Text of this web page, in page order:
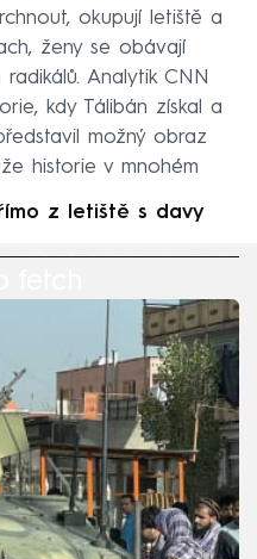
okupují letiště a
ženy se obávají
Analytik CNN
kdy Tálibán získal a
možný obraz
historie v mnohém
z letiště s davy